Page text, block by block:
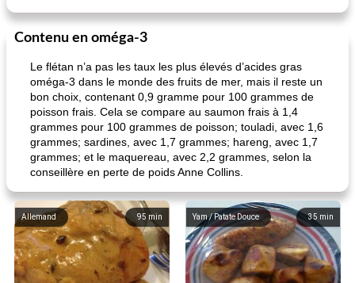
Contenu en oméga-3
Le flétan n’a pas les taux les plus élevés d’acides gras
oméga-3 dans le monde des fruits de mer, mais il reste un
bon choix, contenant 0,9 gramme pour 100 grammes de
poisson frais. Cela se compare au saumon frais à 1,4
grammes pour 100 grammes de poisson; touladi, avec 1,6
grammes; sardines, avec 1,7 grammes; hareng, avec 1,7
grammes; et le maquereau, avec 2,2 grammes, selon la
conseillère en perte de poids Anne Collins.
95 min
Allemand 35 min
Yam / Patate Douce